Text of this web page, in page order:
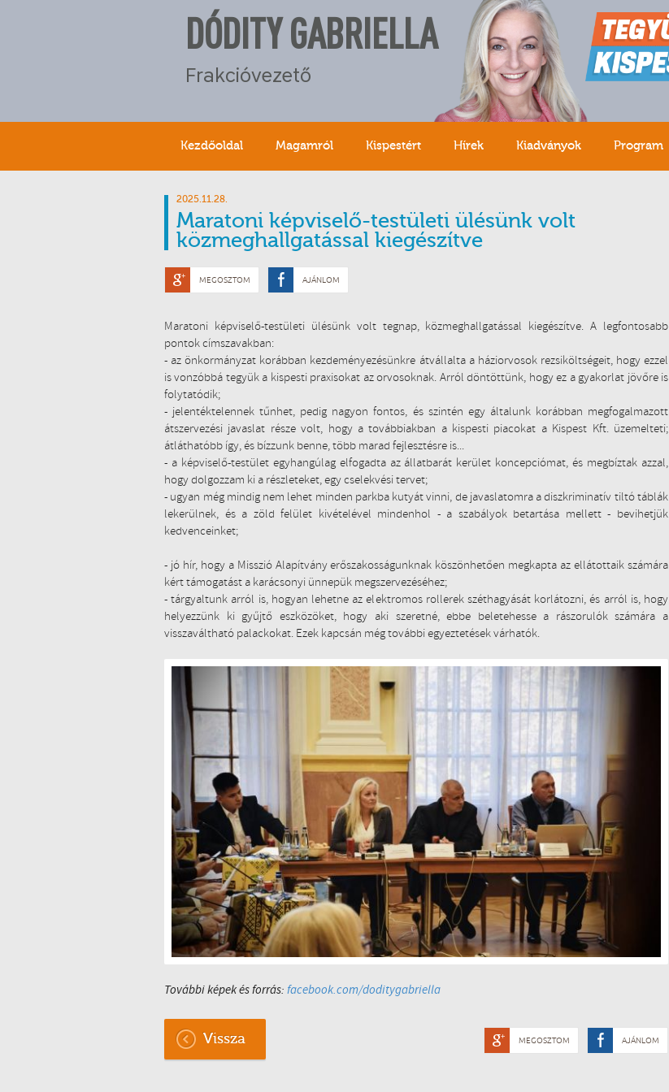
DÓDITY GABRIELLA
Frakcióvezető
Kezdőoldal Magamról Kispestért Hírek Kiadványok Program
2025.11.28.
Maratoni képviselő-testületi ülésünk volt
közmeghallgatással kiegészítve
MEGOSZTOM AJÁNLOM
Maratoni képviselő-testületi ülésünk volt tegnap, közmeghallgatással kiegészítve. A legfontosabb
pontok címszavakban:
- az önkormányzat korábban kezdeményezésünkre átvállalta a háziorvosok rezsiköltségeit, hogy ezzel
is vonzóbbá tegyük a kispesti praxisokat az orvosoknak. Arról döntöttünk, hogy ez a gyakorlat jövőre is
folytatódik;
- jelentéktelennek tűnhet, pedig nagyon fontos, és szintén egy általunk korábban megfogalmazott
átszervezési javaslat része volt, hogy a továbbiakban a kispesti piacokat a Kispest Kft. üzemelteti;
átláthatóbb így, és bízzunk benne, több marad fejlesztésre is...
- a képviselő-testület egyhangúlag elfogadta az állatbarát kerület koncepciómat, és megbíztak azzal,
hogy dolgozzam ki a részleteket, egy cselekvési tervet;
- ugyan még mindig nem lehet minden parkba kutyát vinni, de javaslatomra a diszkriminatív tiltó táblák
lekerülnek, és a zöld felület kivételével mindenhol - a szabályok betartása mellett - bevihetjük
kedvenceinket;
- jó hír, hogy a Misszió Alapítvány erőszakosságunknak köszönhetően megkapta az ellátottaik számára
kért támogatást a karácsonyi ünnepük megszervezéséhez;
- tárgyaltunk arról is, hogyan lehetne az elektromos rollerek széthagyását korlátozni, és arról is, hogy
helyezzünk ki gyűjtő eszközöket, hogy aki szeretné, ebbe beletehesse a rászorulók számára a
visszaváltható palackokat. Ezek kapcsán még további egyeztetések várhatók.
További képek és forrás: facebook.com/doditygabriella
Vissza MEGOSZTOM AJÁNLOM